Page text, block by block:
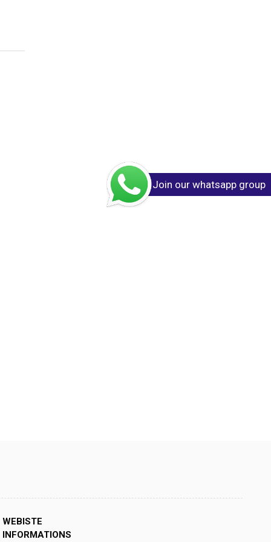
Join our whatsapp group
WEBISTE
INFORMATIONS